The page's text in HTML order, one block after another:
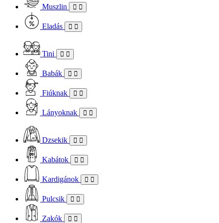
Muszlin
Eladás
Tini
Babák
Fiúknak
Lányoknak
Dzsekik
Kabátok
Kardigánok
Pulcsik
Zakók